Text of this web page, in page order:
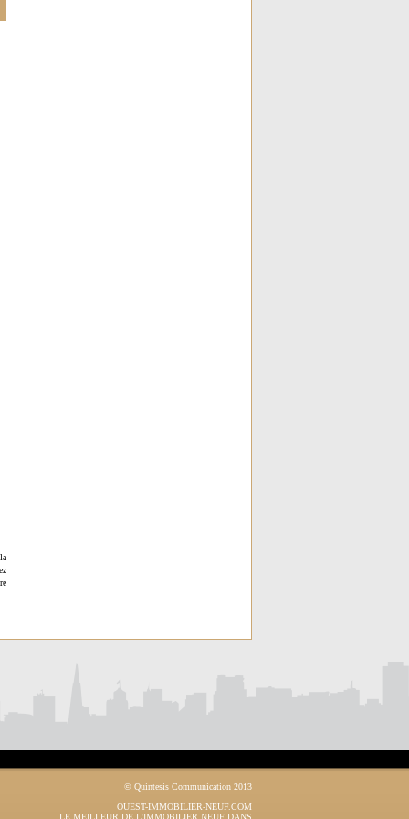
© Quintesis Communication 2013
OUEST-IMMOBILIER-NEUF.COM
LE MEILLEUR DE L'IMMOBILIER NEUF DANS